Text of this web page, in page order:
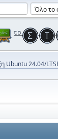
Ubuntu 24.04/